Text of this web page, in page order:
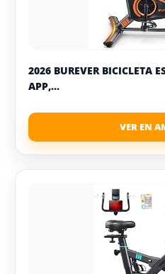
2026 BUREVER BICICLETA
APP,...